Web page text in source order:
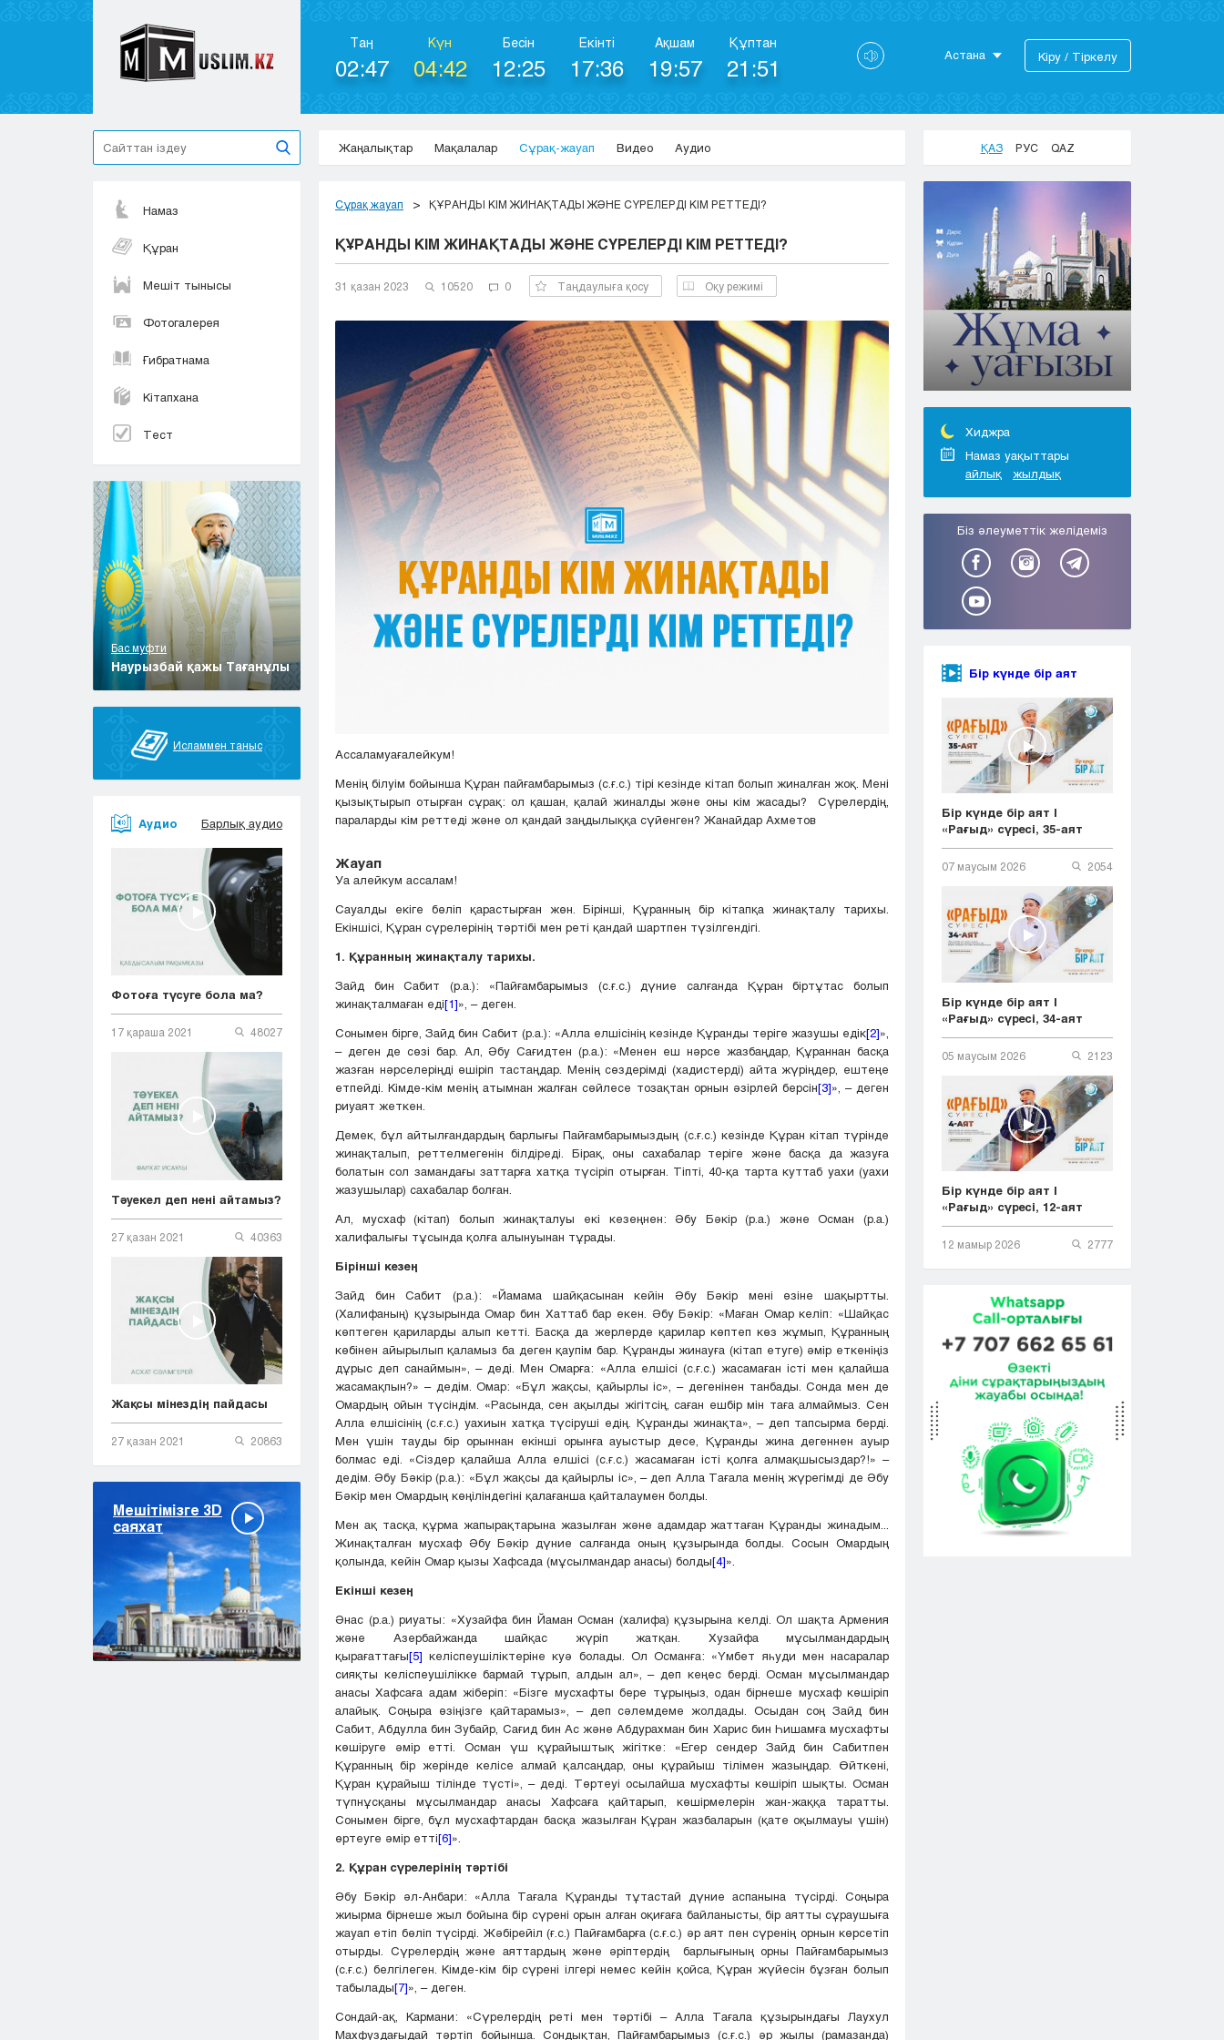
Таң
02:47
Күн
04:42
Бесін
12:25
Екінті
17:36
Ақшам
19:57
Құптан
21:51 Астана
Актобе
Караганда
Кокшетау
Костанай
Кызылорда
Павлодар
Петропавловск
Семей
Талдыкорган
Тараз
Туркестан
Уральск
Усть-Каменогорск
Шымкент
Кіру / Тіркелу
Жаңалықтар Мақалалар Сұрақ-жауап Видео Аудио ҚАЗ РУС QAZ
Намаз
Құран
Мешіт тынысы
Фотогалерея
Ғибратнама
Кітапхана
Тест
Бас муфти
Наурызбай қажы Тағанұлы
Исламмен таныс
Аудио Барлық аудио
Фотоға түсуге бола ма?
17 қараша 2021 48027
Тәуекел деп нені айтамыз?
27 қазан 2021 40363
Жақсы мінездің пайдасы
27 қазан 2021 20863
Мешітімізге 3D
саяхат
Сұрақ жауап ҚҰРАНДЫ КІМ ЖИНАҚТАДЫ ЖӘНЕ СҮРЕЛЕРДІ КІМ РЕТТЕДІ?
ҚҰРАНДЫ КІМ ЖИНАҚТАДЫ ЖӘНЕ СҮРЕЛЕРДІ КІМ РЕТТЕДІ?
31 қазан 2023 10520 0 Таңдаулыға қосу Оқу режимі
Ассаламуағалейкум!
Менің білуім бойынша Құран пайғамбарымыз (с.ғ.с.) тірі кезінде кітап болып жиналған жоқ. Мені
қызықтырып отырған сұрақ: ол қашан, қалай жиналды және оны кім жасады? Сүрелердің,
параларды кім реттеді және ол қандай заңдылыққа сүйенген? Жанайдар Ахметов
Жауап
Уа алейкум ассалам!
Сауалды екіге бөліп қарастырған жөн. Бірінші, Құранның бір кітапқа жинақталу тарихы.
Екіншісі, Құран сүрелерінің тәртібі мен реті қандай шартпен түзілгендігі.
1. Құранның жинақталу тарихы.
Зайд бин Сабит (р.а.): «Пайғамбарымыз (с.ғ.с.) дүние салғанда Құран біртұтас болып
жинақталмаған еді[1]», – деген.
Сонымен бірге, Зайд бин Сабит (р.а.): «Алла елшісінің кезінде Құранды теріге жазушы едік[2]»,
– деген де сөзі бар. Ал, Әбу Сағидтен (р.а.): «Менен еш нәрсе жазбаңдар, Құраннан басқа
жазған нәрселеріңді өшіріп тастаңдар. Менің сөздерімді (хадистерді) айта жүріңдер, ештеңе
етпейді. Кімде-кім менің атымнан жалған сөйлесе тозақтан орнын әзірлей берсін[3]», – деген
риуаят жеткен.
Демек, бұл айтылғандардың барлығы Пайғамбарымыздың (с.ғ.с.) кезінде Құран кітап түрінде
жинақталып, реттелмегенін білдіреді. Бірақ, оны сахабалар теріге және басқа да жазуға
болатын сол замандағы заттарға хатқа түсіріп отырған. Тіпті, 40-қа тарта куттаб уахи (уахи
жазушылар) сахабалар болған.
Ал, мусхаф (кітап) болып жинақталуы екі кезеңнен: Әбу Бәкір (р.а.) және Осман (р.а.)
халифалығы тұсында қолға алынуынан тұрады.
Бірінші кезең
Зайд бин Сабит (р.а.): «Йамама шайқасынан кейін Әбу Бәкір мені өзіне шақыртты.
(Халифаның) құзырында Омар бин Хаттаб бар екен. Әбу Бәкір: «Маған Омар келіп: «Шайқас
көптеген қариларды алып кетті. Басқа да жерлерде қарилар көптеп көз жұмып, Құранның
көбінен айырылып қаламыз ба деген қаупім бар. Құранды жинауға (кітап етуге) әмір еткеніңіз
дұрыс деп санаймын», – деді. Мен Омарға: «Алла елшісі (с.ғ.с.) жасамаған істі мен қалайша
жасамақпын?» – дедім. Омар: «Бұл жақсы, қайырлы іс», – дегенінен танбады. Сонда мен де
Омардың ойын түсіндім. «Расында, сен ақылды жігітсің, саған ешбір мін таға алмаймыз. Сен
Алла елшісінің (с.ғ.с.) уахиын хатқа түсіруші едің. Құранды жинақта», – деп тапсырма берді.
Мен үшін тауды бір орыннан екінші орынға ауыстыр десе, Құранды жина дегеннен ауыр
болмас еді. «Сіздер қалайша Алла елшісі (с.ғ.с.) жасамаған істі қолға алмақшысыздар?!» –
дедім. Әбу Бәкір (р.а.): «Бұл жақсы да қайырлы іс», – деп Алла Тағала менің жүрегімді де Әбу
Бәкір мен Омардың көңіліндегіні қалағанша қайталаумен болды.
Мен ақ тасқа, құрма жапырақтарына жазылған және адамдар жаттаған Құранды жинадым...
Жинақталған мусхаф Әбу Бәкір дүние салғанда оның құзырында болды. Сосын Омардың
қолында, кейін Омар қызы Хафсада (мұсылмандар анасы) болды[4]».
Екінші кезең
Әнас (р.а.) риуаты: «Хузайфа бин Йаман Осман (халифа) құзырына келді. Ол шақта Армения
және Азербайжанда шайқас жүріп жатқан. Хузайфа мұсылмандардың
қырағаттағы[5] келіспеушіліктеріне куә болады. Ол Османға: «Үмбет яһуди мен насаралар
сияқты келіспеушілікке бармай тұрып, алдын ал», – деп кеңес берді. Осман мұсылмандар
анасы Хафсаға адам жіберіп: «Бізге мусхафты бере тұрыңыз, одан бірнеше мусхаф көшіріп
алайық. Соңыра өзіңізге қайтарамыз», – деп сәлемдеме жолдады. Осыдан соң Зайд бин
Сабит, Абдулла бин Зубайр, Сағид бин Ас және Абдурахман бин Харис бин Һишамға мусхафты
көшіруге әмір етті. Осман үш құрайыштық жігітке: «Егер сендер Зайд бин Сабитпен
Құранның бір жерінде келісе алмай қалсаңдар, оны құрайыш тілімен жазыңдар. Өйткені,
Құран құрайыш тілінде түсті», – деді. Төртеуі осылайша мусхафты көшіріп шықты. Осман
түпнұсқаны мұсылмандар анасы Хафсаға қайтарып, көшірмелерін жан-жаққа таратты.
Сонымен бірге, бұл мусхафтардан басқа жазылған Құран жазбаларын (қате оқылмауы үшін)
өртеуге әмір етті[6]».
2. Құран сүрелерінің тәртібі
Әбу Бәкір әл-Анбари: «Алла Тағала Құранды тұтастай дүние аспанына түсірді. Соңыра
жиырма бірнеше жыл бойына бір сүрені орын алған оқиғаға байланысты, бір аятты сұраушыға
жауап етіп бөліп түсірді. Жәбірейіл (ғ.с.) Пайғамбарға (с.ғ.с.) әр аят пен сүренің орнын көрсетіп
отырды. Сүрелердің және аяттардың және әріптердің барлығының орны Пайғамбарымыз
(с.ғ.с.) белгілеген. Кімде-кім бір сүрені ілгері немес кейін қойса, Құран жүйесін бұзған болып
табылады[7]», – деген.
Сондай-ақ, Кармани: «Сүрелердің реті мен тәртібі – Алла Тағала құзырындағы Лаухул
Махфуздағыдай тәртіп бойынша. Сондықтан, Пайғамбарымыз (с.ғ.с.) әр жылы (рамазанда)
Хиджра
Намаз уақыттары
айлық
жылдық
Біз әлеуметтік желідеміз
Бір күнде бір аят
Бір күнде бір аят |
«Рағыд» сүресі, 35-аят
07 маусым 2026 2054
Бір күнде бір аят |
«Рағыд» сүресі, 34-аят
05 маусым 2026 2123
Бір күнде бір аят |
«Рағыд» сүресі, 12-аят
12 мамыр 2026 2777